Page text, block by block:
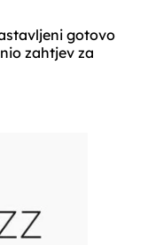
gotovo
zahtjev za